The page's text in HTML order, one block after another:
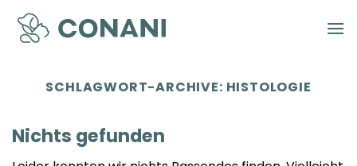
Zum
Inhalt
springen
SCHLAGWORT-ARCHIVE: HISTOLOGIE
Nichts gefunden